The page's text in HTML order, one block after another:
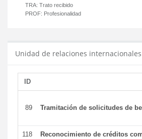
TRA: Trato recibido
PROF: Profesionalidad
Unidad de relaciones internacionales
ID
89 Tramitación de solicitudes de
118 Reconocimiento de créditos